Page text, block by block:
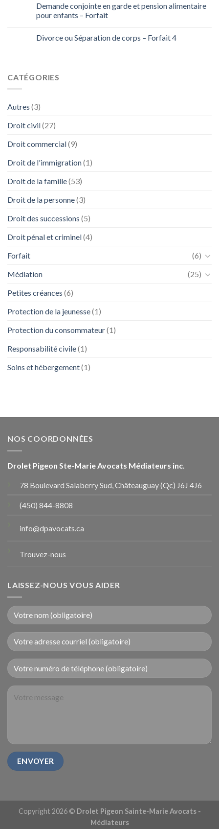
Demande conjointe en garde et pension alimentaire
pour enfants – Forfait
Divorce ou Séparation de corps – Forfait 4
CATÉGORIES
Autres (3)
Droit civil(27)
Droit commercial(9)
Droit de l'immigration(1)
Droit de la famille(53)
Droit de la personne(3)
Droit des successions (5)
Droit pénal et criminel(4)
Forfait
(6)
Médiation
(25)
Petites créances (6)
Protection de la jeunesse(1)
Protection du consommateur(1)
Responsabilité civile(1)
Soins et hébergement(1)
NOS COORDONNÉES
Drolet Pigeon Ste-Marie Avocats Médiateurs inc.
78 Boulevard Salaberry Sud, Châteauguay (Qc) J6J 4J6
(450) 844-8808
info@dpavocats.ca
Trouvez-nous
LAISSEZ-NOUS VOUS AIDER
Copyright 2026 © Drolet Pigeon Sainte-Marie Avocats -
Médiateurs